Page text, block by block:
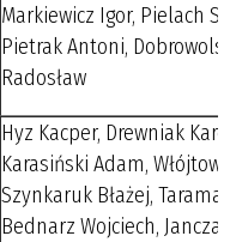
Markiewicz Igor, Pielach
Pietrak Antoni,
Radosław
Hyz Kacper, Drewniak
Karasiński Adam,
Szynkaruk Błażej,
Bednarz Wojciech, Janczak